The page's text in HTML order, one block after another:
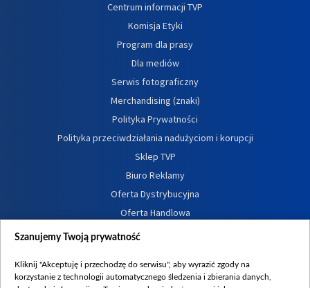
Centrum informacji TVP
Komisja Etyki
Program dla prasy
Dla mediów
Serwis fotograficzny
Merchandising (znaki)
Polityka Prywatności
Polityka przeciwdziałania nadużyciom i korupcji
Sklep TVP
Biuro Reklamy
Oferta Dystrybucyjna
Oferta Handlowa
Dostępność
Procedura zgłoszeń wewnętrznych
Szanujemy Twoją prywatność
Kliknij "Akceptuję i przechodzę do serwisu", aby wyrazić zgody na
korzystanie z technologii automatycznego śledzenia i zbierania danych,